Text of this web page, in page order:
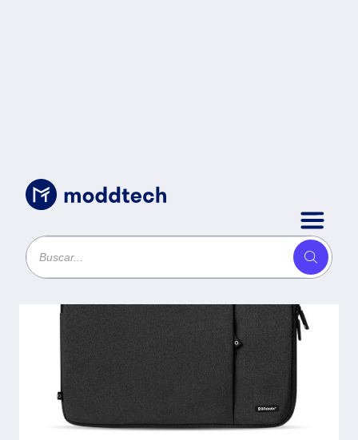
Accesorios para Cómputo
651848 BROBOTIX